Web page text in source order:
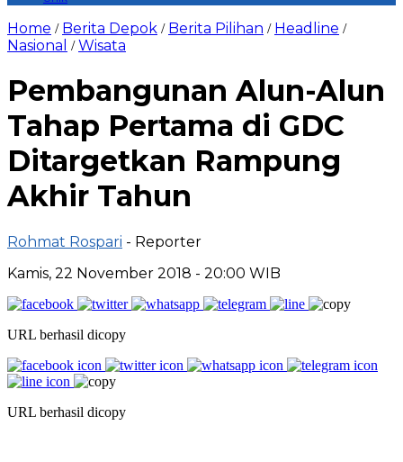
Home / Berita Depok / Berita Pilihan / Headline /
Nasional /Wisata
Pembangunan Alun-Alun
Tahap Pertama di GDC
Ditargetkan Rampung
Akhir Tahun
Rohmat Rospari - Reporter
Kamis, 22 November 2018 - 20:00 WIB
URL berhasil dicopy
URL berhasil dicopy